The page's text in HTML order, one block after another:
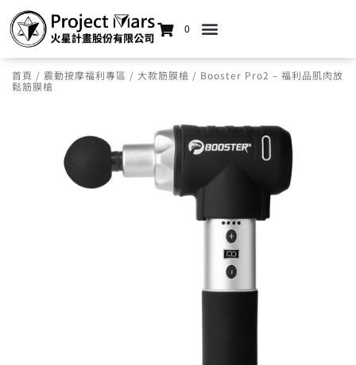
0
首頁 / 震動按摩福利專區 / 大款筋膜槍 / Booster Pro2 – 福利品肌肉放
鬆筋膜槍